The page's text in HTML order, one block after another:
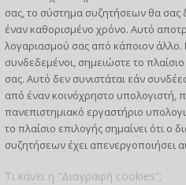
σας, το σύστημα συζητήσεων θα σας
έναν καθορισμένο χρόνο. Αυτό
λογαριασμού σας από κάποιον άλλο.
συνδεδεμένοι, σημειώστε το πλαίσιο
σας. Αυτό δεν συνιστάται εάν
από έναν κοινόχρηστο υπολογιστή,
πανεπιστημιακό εργαστήριο
το πλαίσιο επιλογής σημαίνει ότι ο
συζητήσεων έχει απενεργοποιήσει
Τι κάνει η “Διαγραφή cookies”;